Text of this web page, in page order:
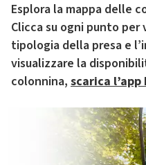
Esplora la mappa delle
Clicca su ogni punto
tipologia della presa e
visualizzare la
colonnina, scarica